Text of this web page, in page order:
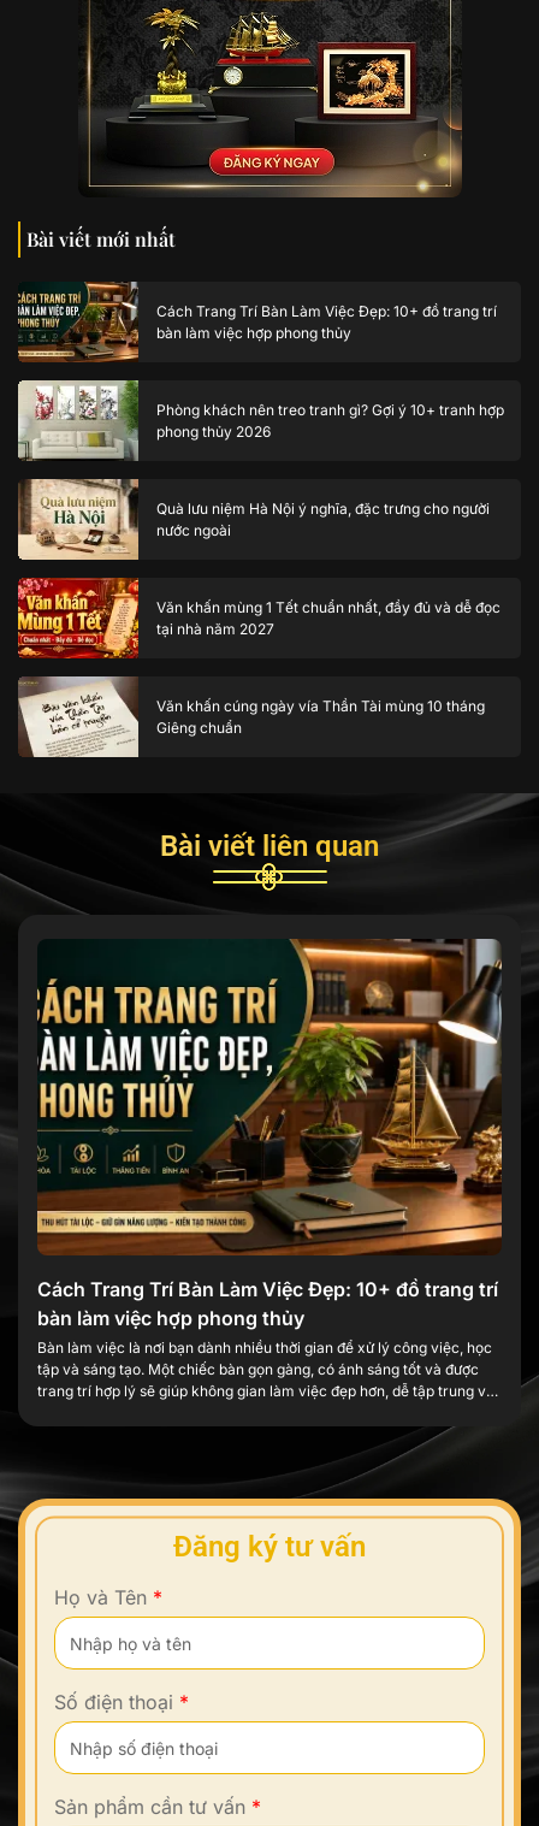
Bài viết mới nhất
Cách Trang Trí Bàn Làm Việc Đẹp: 10+ đồ trang trí
bàn làm việc hợp phong thủy
Phòng khách nên treo tranh gì? Gợi ý 10+ tranh hợp
phong thủy 2026
Quà lưu niệm Hà Nội ý nghĩa, đặc trưng cho người
nước ngoài
Văn khấn mùng 1 Tết chuẩn nhất, đầy đủ và dễ đọc
tại nhà năm 2027
Văn khấn cúng ngày vía Thần Tài mùng 10 tháng
Giêng chuẩn
Bài viết liên quan
Cách Trang Trí Bàn Làm Việc Đẹp: 10+ đồ trang trí
bàn làm việc hợp phong thủy
Bàn làm việc là nơi bạn dành nhiều thời gian để xử lý công việc, học
tập và sáng tạo. Một chiếc bàn gọn gàng, có ánh sáng tốt và được
trang trí hợp lý sẽ giúp không gian làm việc đẹp hơn, dễ tập trung và
Đăng ký tư vấn
Họ và Tên *
Số điện thoại *
Sản phẩm cần tư vấn *